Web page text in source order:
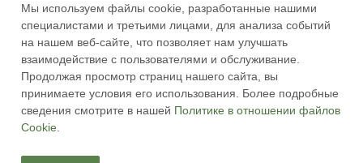
2026 © Academyfishing - продажа товаров для рыбалки по
Москве и России
Мы используем файлы cookie, разработанные нашими
специалистами и третьими лицами, для анализа событий
на нашем веб-сайте, что позволяет нам улучшать
взаимодействие с пользователями и обслуживание.
Продолжая просмотр страниц нашего сайта, вы
принимаете условия его использования. Более подробные
сведения смотрите в нашей Политике в отношении файлов
Cookie